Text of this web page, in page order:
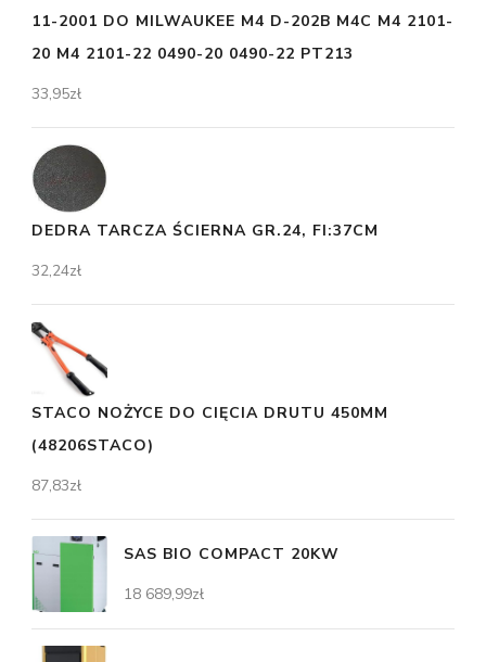
11-2001 DO MILWAUKEE M4 D-202B M4C M4 2101-
20 M4 2101-22 0490-20 0490-22 PT213
33,95zł
DEDRA TARCZA ŚCIERNA GR.24, FI:37CM
32,24zł
STACO NOŻYCE DO CIĘCIA DRUTU 450MM
(48206STACO)
87,83zł
SAS BIO COMPACT 20KW
18 689,99zł